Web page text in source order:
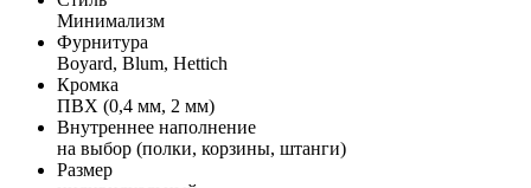
Минимализм
Фурнитура
Boyard, Blum, Hettich
Кромка
ПВХ (0,4 мм, 2 мм)
Внутреннее наполнение
на выбор (полки, корзины, штанги)
Размер